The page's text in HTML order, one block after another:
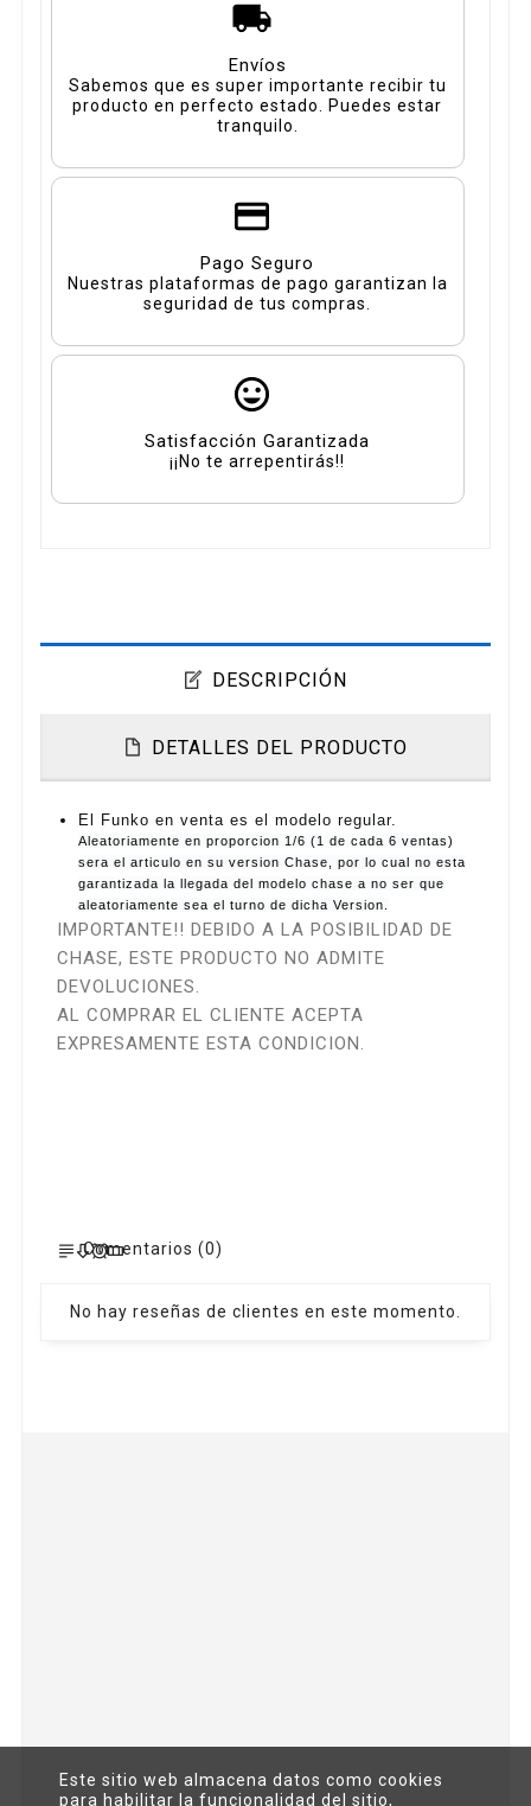
Envíos
Sabemos que es super importante recibir tu
producto en perfecto estado. Puedes estar
tranquilo.
Pago Seguro
Nuestras plataformas de pago garantizan la
seguridad de tus compras.
Satisfacción Garantizada
¡¡No te arrepentirás!!
DESCRIPCIÓN
DETALLES DEL PRODUCTO
El Funko en venta es el modelo regular.
Aleatoriamente en proporcion 1/6 (1 de cada 6 ventas)
sera el articulo en su version Chase, por lo cual no esta
garantizada la llegada del modelo chase a no ser que
aleatoriamente sea el turno de dicha Version.
IMPORTANTE!! DEBIDO A LA POSIBILIDAD DE
CHASE, ESTE PRODUCTO NO ADMITE
DEVOLUCIONES.
AL COMPRAR EL CLIENTE ACEPTA
EXPRESAMENTE ESTA CONDICION.
Comentarios (0)
No hay reseñas de clientes en este momento.
Este sitio web almacena datos como cookies
para habilitar la funcionalidad del sitio,